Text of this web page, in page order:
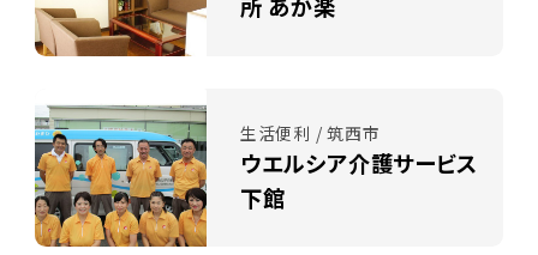
所 あか楽
生活便利 / 筑西市
ウエルシア介護サービス
下館